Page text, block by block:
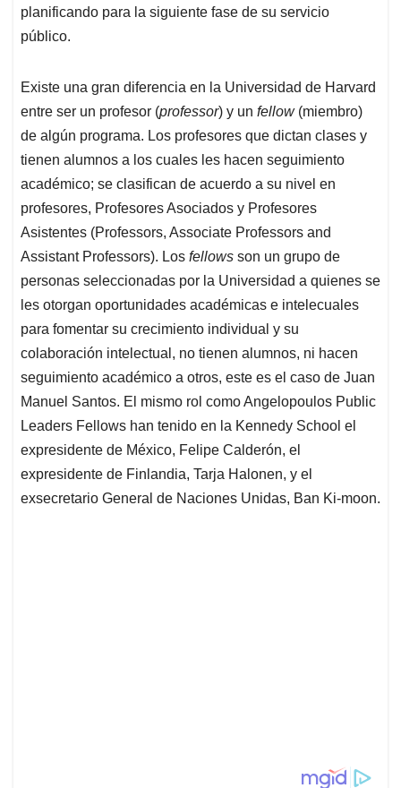
planificando para la siguiente fase de su servicio
público.
Existe una gran diferencia en la Universidad de Harvard
entre ser un profesor (professor) y un fellow(miembro)
de algún programa. Los profesores que dictan clases y
tienen alumnos a los cuales les hacen seguimiento
académico; se clasifican de acuerdo a su nivel en
profesores, Profesores Asociados y Profesores
Asistentes (Professors, Associate Professors and
Assistant Professors). Los fellows son un grupo de
personas seleccionadas por la Universidad a quienes se
les otorgan oportunidades académicas e intelecuales
para fomentar su crecimiento individual y su
colaboración intelectual, no tienen alumnos, ni hacen
seguimiento académico a otros, este es el caso de Juan
Manuel Santos. El mismo rol como Angelopoulos Public
Leaders Fellows han tenido en la Kennedy School el
expresidente de México, Felipe Calderón, el
expresidente de Finlandia, Tarja Halonen, y el
exsecretario General de Naciones Unidas, Ban Ki-moon.